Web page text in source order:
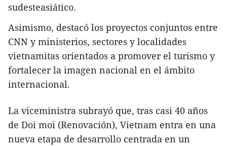
sudesteasiático.
Asimismo, destacó los proyectos conjuntos entre
CNN y ministerios, sectores y localidades
vietnamitas orientados a promover el turismo y
fortalecer la imagen nacional en el ámbito
internacional.
La viceministra subrayó que, tras casi 40 años
de Doi moi (Renovación), Vietnam entra en una
nueva etapa de desarrollo centrada en un